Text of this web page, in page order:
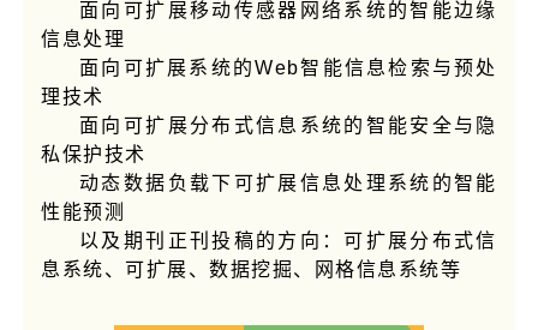
面向可扩展移动传感器网络系统的智能边缘
信息处理
面向可扩展系统的Web智能信息检索与预处
理技术
面向可扩展分布式信息系统的智能安全与隐
私保护技术
动态数据负载下可扩展信息处理系统的智能
性能预测
以及期刊正刊投稿的方向：可扩展分布式信
息系统、可扩展、数据挖掘、网格信息系统等